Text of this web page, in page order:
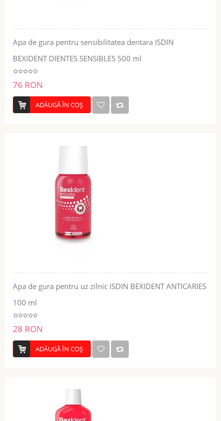
Apa de gura pentru sensibilitatea dentara ISDIN
BEXIDENT DIENTES SENSIBLES 500 ml
76 RON
ADĂUGĂ ÎN COŞ
Apa de gura pentru uz zilnic ISDIN BEXIDENT ANTICARIES
100 ml
28 RON
ADĂUGĂ ÎN COŞ